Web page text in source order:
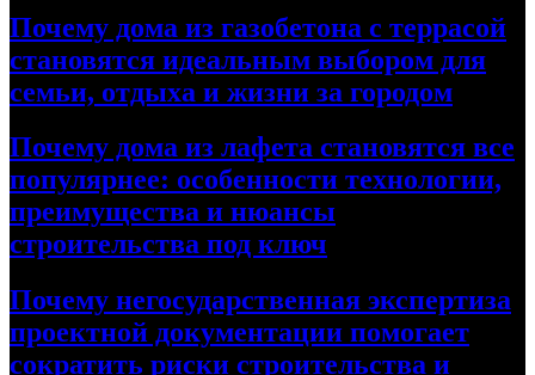
Почему дома из газобетона с террасой
становятся идеальным выбором для
семьи, отдыха и жизни за городом
Почему дома из лафета становятся все
популярнее: особенности технологии,
преимущества и нюансы
строительства под ключ
Почему негосударственная экспертиза
проектной документации помогает
сократить риски строительства и